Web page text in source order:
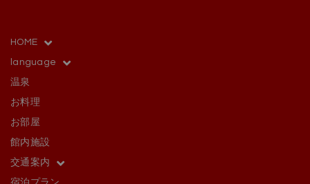
HOME
language
温泉
お料理
お部屋
館内施設
交通案内